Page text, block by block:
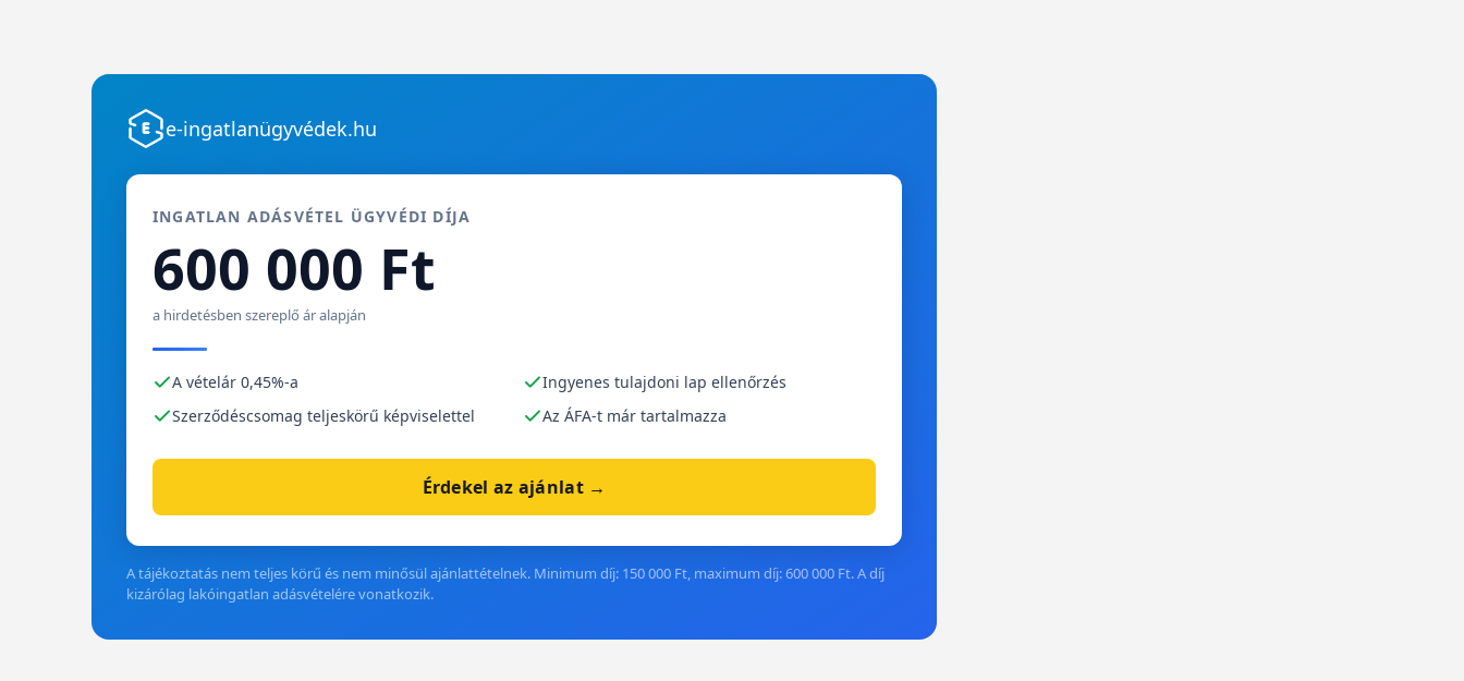
e-ingatlanügyvédek.hu
INGATLAN ADÁSVÉTEL ÜGYVÉDI DÍJA
600 000 Ft
a hirdetésben szereplő ár alapján
A vételár 0,45%-a
Szerződéscsomag teljeskörű képviselettel
Ingyenes tulajdoni lap ellenőrzés
Az ÁFA-t már tartalmazza
Érdekel az ajánlat →
A tájékoztatás nem teljes körű és nem minősül ajánlattételnek. Minimum díj: 150 000 Ft, maximum díj: 600 000 Ft. A díj
kizárólag lakóingatlan adásvételére vonatkozik.